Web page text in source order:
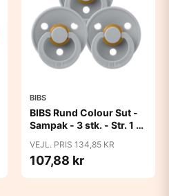
BIBS
BIBS Rund Colour Sut -
Sampak - 3 stk. - Str. 1 -
VEJL. PRIS 134,85 KR
107,88 kr